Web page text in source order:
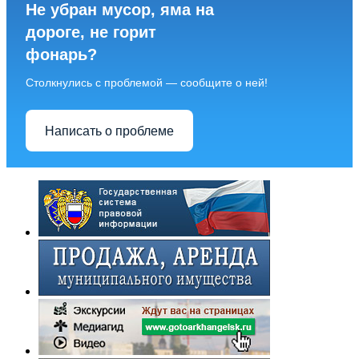
Не убран мусор, яма на
дороге, не горит
фонарь?
Столкнулись с проблемой — сообщите о ней!
Написать о проблеме